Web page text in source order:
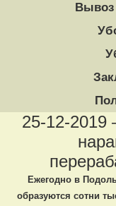
Вывоз
25-12-2019
Ежегодно в
образуются сотни